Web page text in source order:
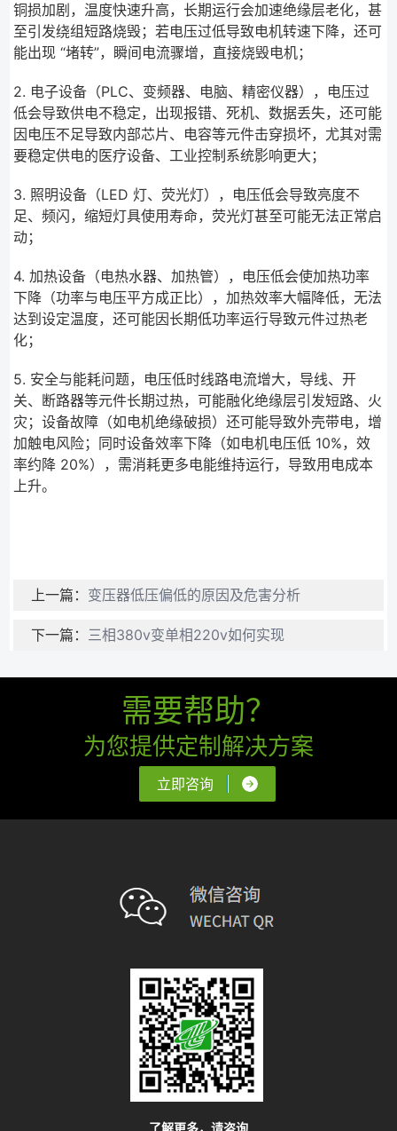
铜损加剧，温度快速升高，长期运行会加速绝缘层老化，甚
至引发绕组短路烧毁；若电压过低导致电机转速下降，还可
能出现 “堵转”，瞬间电流骤增，直接烧毁电机；
2. 电子设备（PLC、变频器、电脑、精密仪器），电压过
低会导致供电不稳定，出现报错、死机、数据丢失，还可能
因电压不足导致内部芯片、电容等元件击穿损坏，尤其对需
要稳定供电的医疗设备、工业控制系统影响更大；
3. 照明设备（LED 灯、荧光灯），电压低会导致亮度不
足、频闪，缩短灯具使用寿命，荧光灯甚至可能无法正常启
动；
4. 加热设备（电热水器、加热管），电压低会使加热功率
下降（功率与电压平方成正比），加热效率大幅降低，无法
达到设定温度，还可能因长期低功率运行导致元件过热老
化；
5. 安全与能耗问题，电压低时线路电流增大，导线、开
关、断路器等元件长期过热，可能融化绝缘层引发短路、火
灾；设备故障（如电机绝缘破损）还可能导致外壳带电，增
加触电风险；同时设备效率下降（如电机电压低 10%，效
率约降 20%），需消耗更多电能维持运行，导致用电成本
上升。
上一篇： 变压器低压偏低的原因及危害分析
下一篇： 三相380v变单相220v如何实现
需要帮助？
为您提供定制解决方案
立即咨询